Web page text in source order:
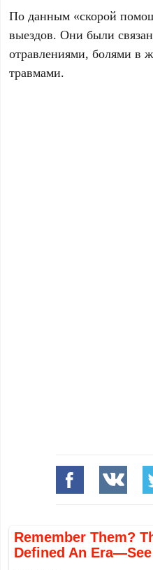
По данным «скорой
выездов. Они были
отравлениями, болями в
травмами.